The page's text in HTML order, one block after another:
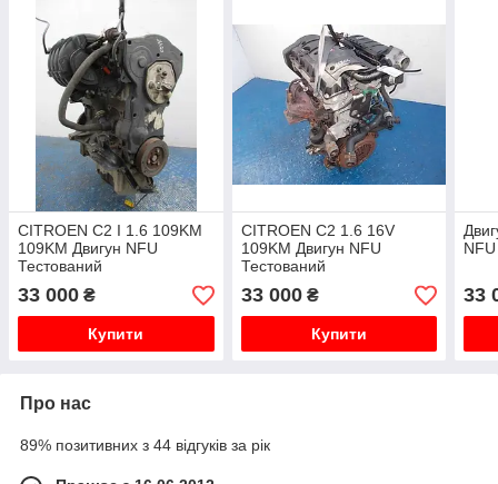
CITROEN C2 I 1.6 109KM
109KM Двигун NFU
Тестований
33 000 ₴
Купити
CITROEN C2 1.6 16V
109KM Двигун NFU
Тестований
33 000₴
Купити
33
Про нас
89% позитивних з 44 відгуків за рік